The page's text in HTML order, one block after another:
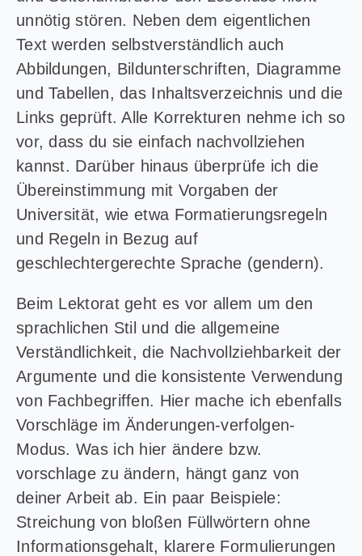
unnötig stören. Neben dem eigentlichen
Text werden selbstverständlich auch
Abbildungen, Bildunterschriften, Diagramme
und Tabellen, das Inhaltsverzeichnis und die
Links geprüft. Alle Korrekturen nehme ich so
vor, dass du sie einfach nachvollziehen
kannst. Darüber hinaus überprüfe ich die
Übereinstimmung mit Vorgaben der
Universität, wie etwa Formatierungsregeln
und Regeln in Bezug auf
geschlechtergerechte Sprache (gendern).
Beim Lektorat geht es vor allem um den
sprachlichen Stil und die allgemeine
Verständlichkeit, die Nachvollziehbarkeit der
Argumente und die konsistente Verwendung
von Fachbegriffen. Hier mache ich ebenfalls
Vorschläge im Änderungen-verfolgen-
Modus. Was ich hier ändere bzw.
vorschlage zu ändern, hängt ganz von
deiner Arbeit ab. Ein paar Beispiele:
Streichung von bloßen Füllwörtern ohne
Informationsgehalt, klarere Formulierungen